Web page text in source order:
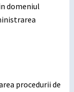
domeniul
procedurii de